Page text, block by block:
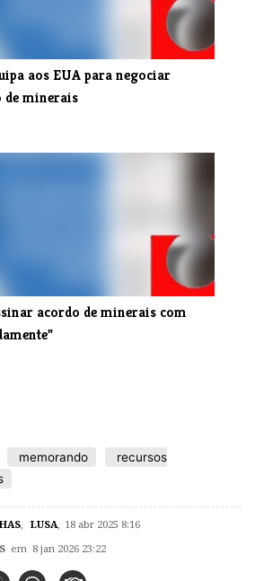
aos EUA para negociar
de minerais
acordo de minerais com
memorando
recursos
LUSA 18 abr 2025 8:16
em 8 jan 2026 23:22